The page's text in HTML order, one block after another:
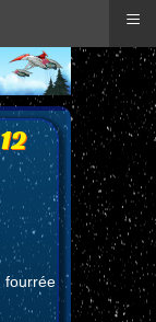
fourrée
≡